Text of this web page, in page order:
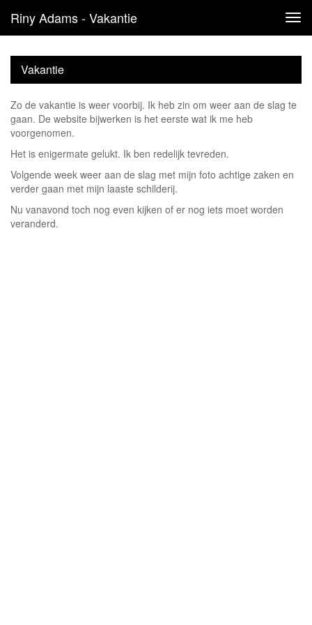
Riny Adams - Vakantie
Vakantie
Zo de vakantie is weer voorbij. Ik heb zin om weer aan de slag te
gaan. De website bijwerken is het eerste wat ik me heb
voorgenomen.
Het is enigermate gelukt. Ik ben redelijk tevreden.
Volgende week weer aan de slag met mijn foto achtige zaken en
verder gaan met mijn laaste schilderij.
Nu vanavond toch nog even kijken of er nog iets moet worden
veranderd.